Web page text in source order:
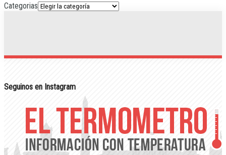
Categorias
Seguinos en Instagram